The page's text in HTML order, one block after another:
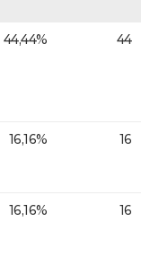
44,44% 44
16,16% 16
16,16% 16